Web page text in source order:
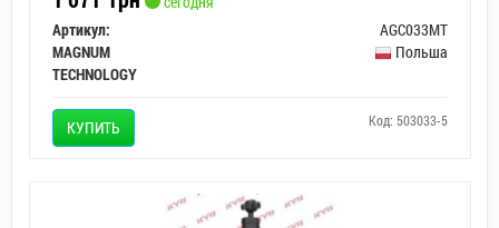
Артикул:
AGC033MT
MAGNUM
TECHNOLOGY
Польша
КУПИТЬ Код: 503033-5